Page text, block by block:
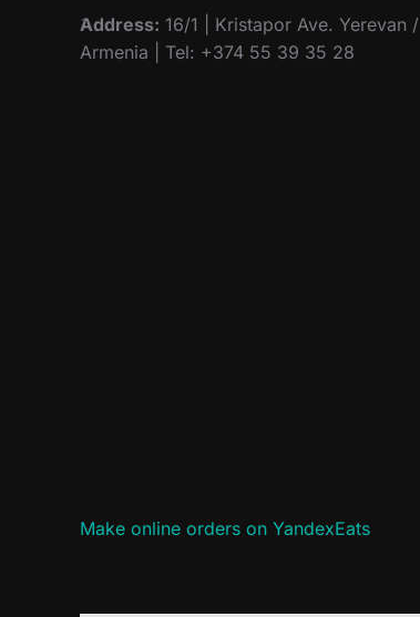
Address: 16/1 | Kristapor Ave. Yerevan /
Armenia | Tel: +374 55 39 35 28
Make online orders on YandexEats